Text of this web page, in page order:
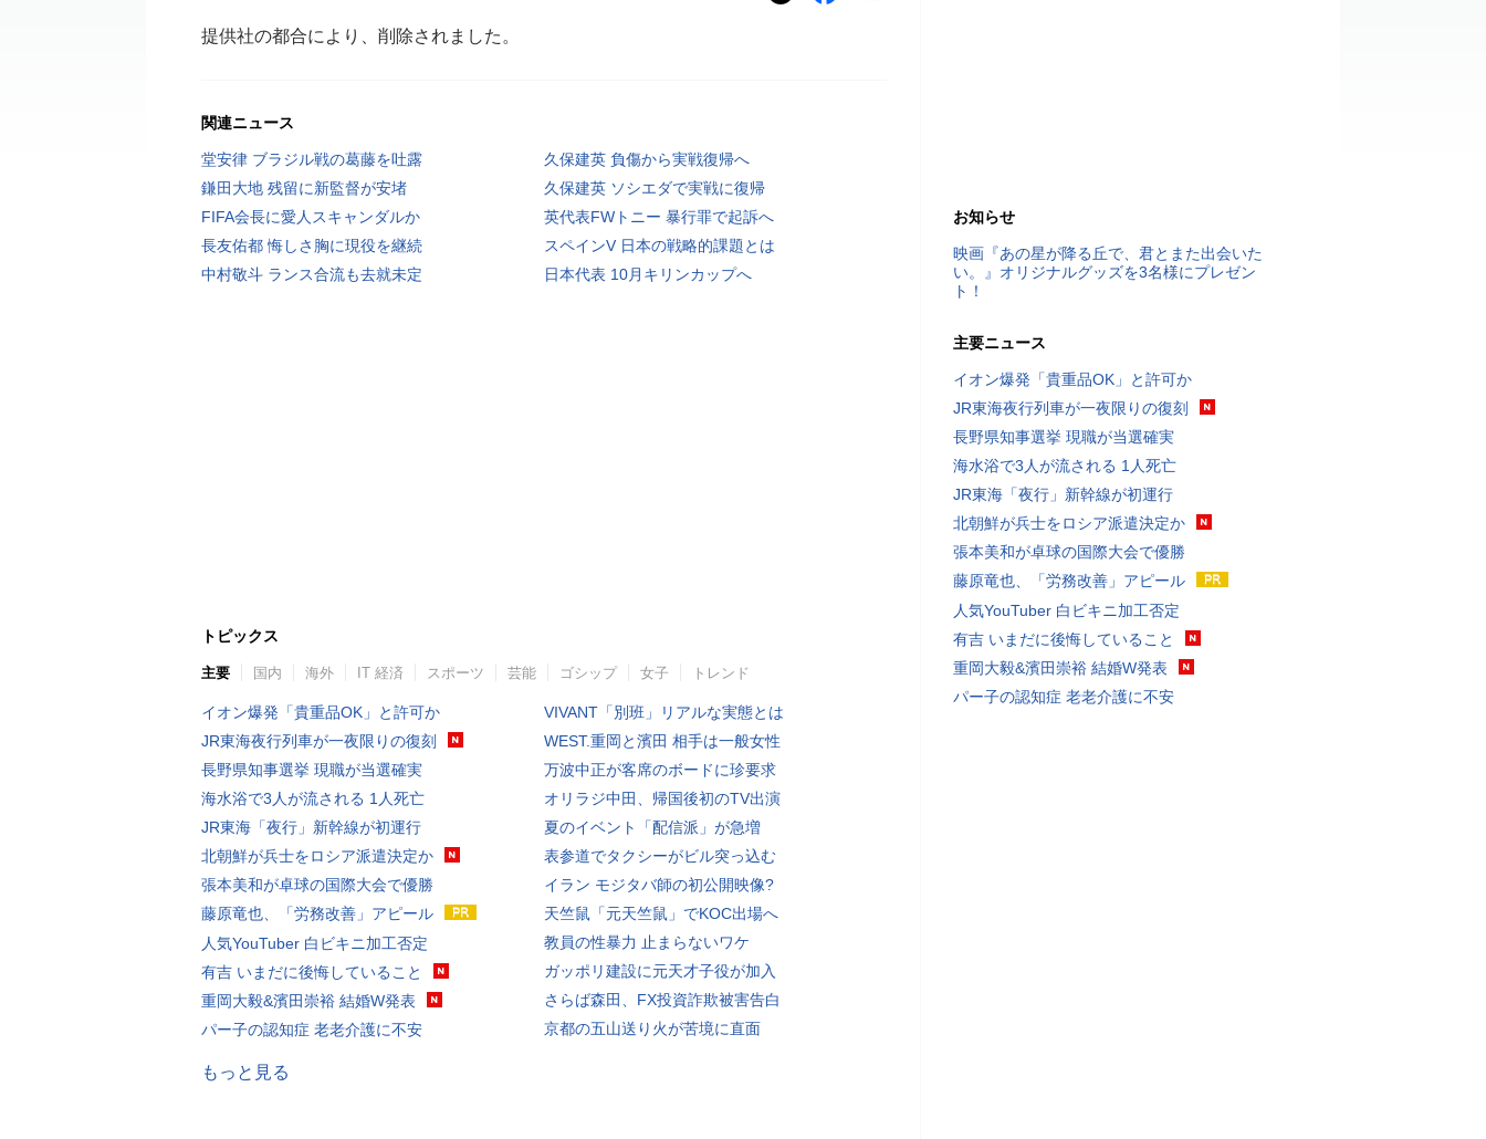
提供社の都合により、削除されました。
関連ニュース
堂安律 ブラジル戦の葛藤を吐露
久保建英 負傷から実戦復帰へ
鎌田大地 残留に新監督が安堵
久保建英 ソシエダで実戦に復帰
FIFA会長に愛人スキャンダルか
英代表FWトニー 暴行罪で起訴へ
長友佑都 悔しさ胸に現役を継続
スペインV 日本の戦略的課題とは
中村敬斗 ランス合流も去就未定
日本代表 10月キリンカップへ
トピックス
主要 国内 海外 IT 経済 スポーツ 芸能 ゴシップ 女子 トレンド
イオン爆発「貴重品OK」と許可か
JR東海夜行列車が一夜限りの復刻
長野県知事選挙 現職が当選確実
海水浴で3人が流される 1人死亡
JR東海「夜行」新幹線が初運行
北朝鮮が兵士をロシア派遣決定か
張本美和が卓球の国際大会で優勝
藤原竜也、「労務改善」アピール
人気YouTuber 白ビキニ加工否定
有吉 いまだに後悔していること
重岡大毅&濱田崇裕 結婚W発表
パー子の認知症 老老介護に不安
VIVANT「別班」リアルな実態とは
WEST.重岡と濱田 相手は一般女性
万波中正が客席のボードに珍要求
オリラジ中田、帰国後初のTV出演
夏のイベント「配信派」が急増
表参道でタクシーがビル突っ込む
イラン モジタバ師の初公開映像?
天竺鼠「元天竺鼠」でKOC出場へ
教員の性暴力 止まらないワケ
ガッポリ建設に元天才子役が加入
さらば森田、FX投資詐欺被害告白
京都の五山送り火が苦境に直面
もっと見る
お知らせ
映画『あの星が降る丘で、君とまた出会いた
い。』オリジナルグッズを3名様にプレゼン
ト！
主要ニュース
イオン爆発「貴重品OK」と許可か
JR東海夜行列車が一夜限りの復刻
長野県知事選挙 現職が当選確実
海水浴で3人が流される 1人死亡
JR東海「夜行」新幹線が初運行
北朝鮮が兵士をロシア派遣決定か
張本美和が卓球の国際大会で優勝
藤原竜也、「労務改善」アピール
人気YouTuber 白ビキニ加工否定
有吉 いまだに後悔していること
重岡大毅&濱田崇裕 結婚W発表
パー子の認知症 老老介護に不安